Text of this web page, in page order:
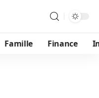
Famille Finance